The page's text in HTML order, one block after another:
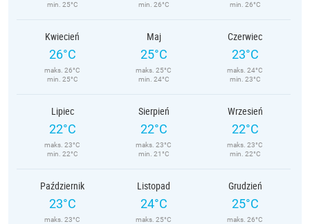
min. 25°C
min. 26°C
min. 26°C
Kwiecień
26°C
maks. 26°C
min. 25°C
Maj
25°C
maks. 25°C
min. 24°C
Czerwiec
23°C
maks. 24°C
min. 23°C
Lipiec
22°C
maks. 23°C
min. 22°C
Sierpień
22°C
maks. 23°C
min. 21°C
Wrzesień
22°C
maks. 23°C
min. 22°C
Październik
23°C
maks. 23°C
Listopad
24°C
maks. 25°C
Grudzień
25°C
maks. 26°C